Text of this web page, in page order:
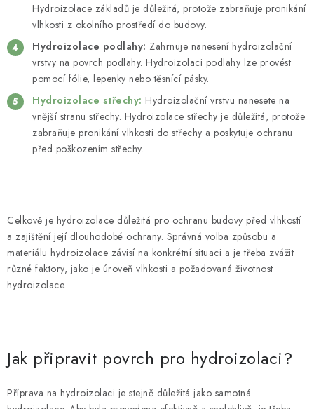
Hydroizolace základů je důležitá, protože zabraňuje pronikání
vlhkosti z okolního prostředí do budovy.
Hydroizolace podlahy: Zahrnuje nanesení hydroizolační
vrstvy na povrch podlahy. Hydroizolaci podlahy lze provést
pomocí fólie, lepenky nebo těsnící pásky.
Hydroizolace střechy: Hydroizolační vrstvu nanesete na
vnější stranu střechy. Hydroizolace střechy je důležitá, protože
zabraňuje pronikání vlhkosti do střechy a poskytuje ochranu
před poškozením střechy.
Celkově je hydroizolace důležitá pro ochranu budovy před vlhkostí
a zajištění její dlouhodobé ochrany. Správná volba způsobu a
materiálu hydroizolace závisí na konkrétní situaci a je třeba zvážit
různé faktory, jako je úroveň vlhkosti a požadovaná životnost
hydroizolace.
Jak připravit povrch pro hydroizolaci?
Příprava na hydroizolaci je stejně důležitá jako samotná